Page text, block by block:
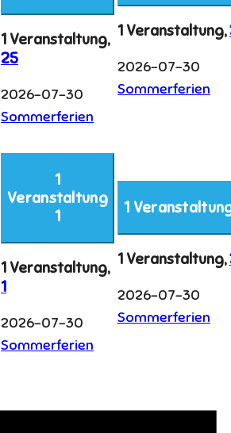
1 Veranstaltung,
25
2026-07-30
Sommerferien
1 Veranstaltung,
2026-07-30
Sommerferien
1
Veranstaltung
1
1 Veranstaltung,
1
2026-07-30
Sommerferien
1
1 Veranstaltung,
2026-07-30
Sommerferien